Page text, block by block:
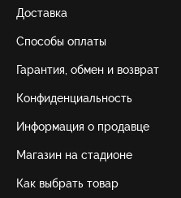
Доставка
Способы оплаты
Гарантия, обмен и возврат
Конфиденциальность
Информация о продавце
Магазин на стадионе
Как выбрать товар